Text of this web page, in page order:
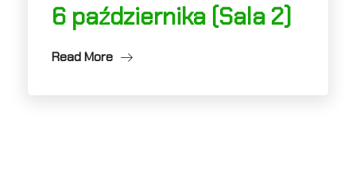
6 października (Sala 2)
Read More